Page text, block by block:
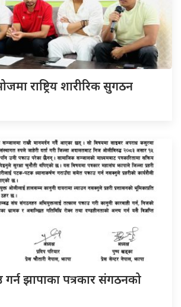
राष्ट्रिय शारीरिक सुगठन
गर्न झापाका पत्रकार संगठनको